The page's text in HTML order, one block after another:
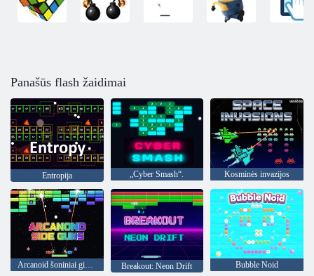
Panašūs flash žaidimai
Entropija „Cyber Smash“. Kosminės invazijos
Arcanoid šoniniai ginklai Breakout: Neon Drift Bubble Noid